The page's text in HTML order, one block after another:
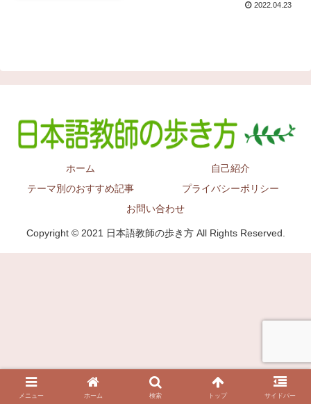
2022.04.23
ホーム
自己紹介
テーマ別のおすすめ記事
プライバシーポリシー
お問い合わせ
Copyright © 2021 日本語教師の歩き方 All Rights Reserved.
メニュー ホーム 検索 トップ サイドバー